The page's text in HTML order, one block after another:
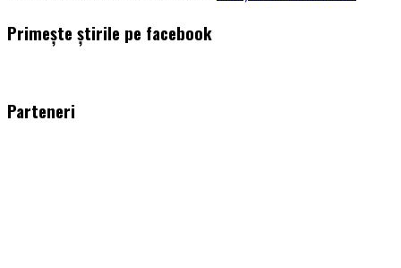
Primește știrile pe facebook
Parteneri